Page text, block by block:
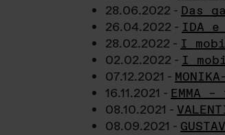
28.06.2022 - Das
26.04.2022 - IDA
28.02.2022 - I
02.02.2022 - I
07.12.2021 -
16.11.2021 -
08.10.2021 -
08.09.2021 -